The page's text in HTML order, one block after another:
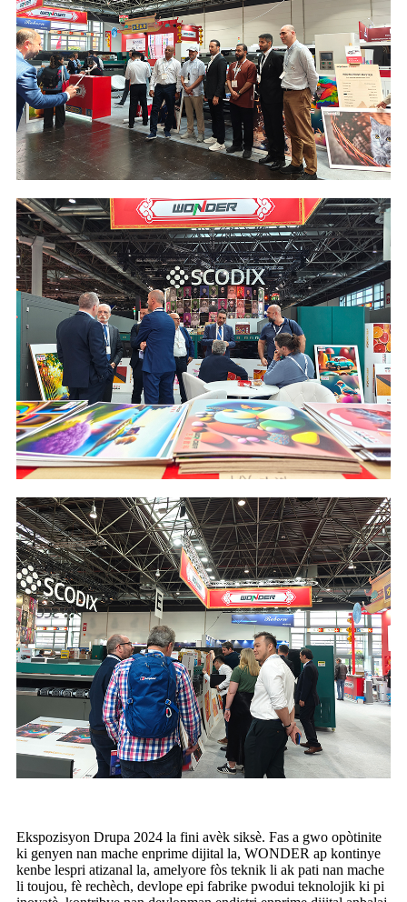
Ekspozisyon Drupa 2024 la fini avèk siksè. Fas a gwo opòtinite
ki genyen nan mache enprime dijital la, WONDER ap kontinye
kenbe lespri atizanal la, amelyore fòs teknik li ak pati nan mache
li toujou, fè rechèch, devlope epi fabrike pwodui teknolojik ki pi